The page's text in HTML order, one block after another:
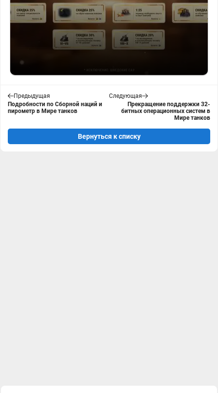
Предыдущая
Подробности по Сборной наций и
пирометр в Мире танков
Следующая
Прекращение поддержки 32-
битных операционных систем в
Мире танков
Вернуться к списку